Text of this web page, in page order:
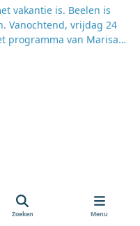
vakantie is. Beelen is
programma van Marisa
terugkeer achter de
Zoeken Menu